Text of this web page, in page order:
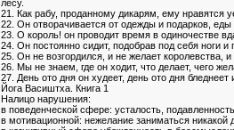
лесу.
21. Как рабу, проданному дикарям, ему нравятся
22. Он отворачивается от одежды и подарков,
23. О король! он проводит время в одиночестве
24. Он постоянно сидит, подобрав под себя ноги
25. Он не возгордился, и не желает королевства,
26. Мы не знаем, где он ходит, что делает, чего
27. День ото дня он худеет, день ото дня
Йога Васиштха. Книга 1
Налицо нарушения:
в поведенческой сфере: усталость,
в мотивационной: нежелание заниматься